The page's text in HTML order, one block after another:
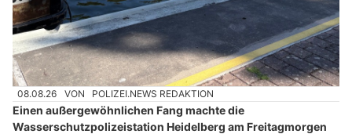
08.08.26 VON POLIZEI.NEWS REDAKTION
Einen außergewöhnlichen Fang machte die
Wasserschutzpolizeistation Heidelberg am Freitagmorgen